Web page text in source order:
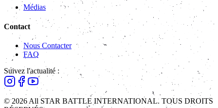
Médias
Contact
Nous Contacter
FAQ
Suivez l'actualité :
© 2026 All STAR BATTLE INTERNATIONAL. TOUS DROITS